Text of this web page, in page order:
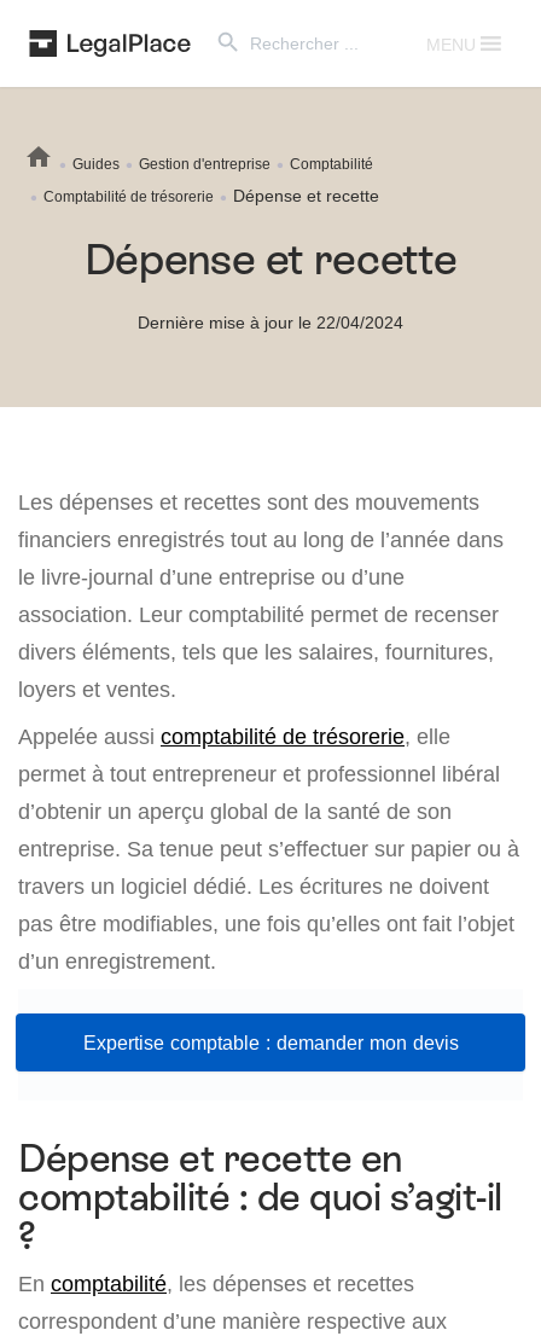
for:
MENU
Guides Gestion d'entreprise
Comptabilité
Comptabilité de trésorerie
Dépense et recette
Dépense et recette
Dernière mise à jour le 22/04/2024
Les dépenses et recettes sont des mouvements
financiers enregistrés tout au long de l’année dans
le livre-journal d’une entreprise ou d’une
association. Leur comptabilité permet de recenser
divers éléments, tels que les salaires, fournitures,
loyers et ventes.
Appelée aussi comptabilité de trésorerie, elle
permet à tout entrepreneur et professionnel libéral
d’obtenir un aperçu global de la santé de son
entreprise. Sa tenue peut s’effectuer sur papier ou à
travers un logiciel dédié. Les écritures ne doivent
pas être modifiables, une fois qu’elles ont fait l’objet
d’un enregistrement.
Expertise comptable : demander mon devis
Dépense et recette en
comptabilité : de quoi s’agit-il
?
En comptabilité, les dépenses et recettes
correspondent d’une manière respective aux